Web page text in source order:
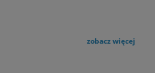
zobacz więcej